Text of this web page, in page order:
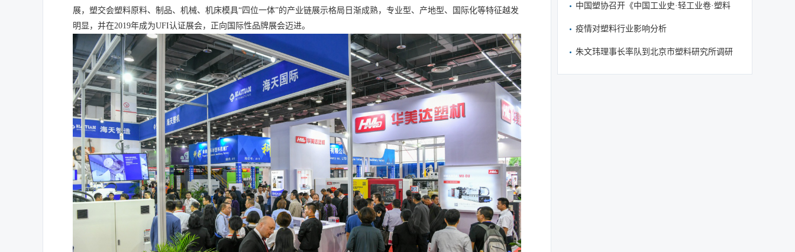
展，塑交会塑料原料、制品、机械、机床模具“四位一体”的产业链展示格局日渐成熟，专业型、产地型、国际化等特征越发
明显，并在2019年成为UFI认证展会， 正向国际性品牌展会迈进。
中国塑协召开《中国工业史·轻工业卷·塑料
疫情对塑料行业影响分析
朱文玮理事长率队到北京市塑料研究所调研